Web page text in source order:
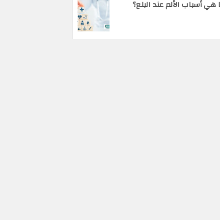
هي أسباب الألم عند البلع؟